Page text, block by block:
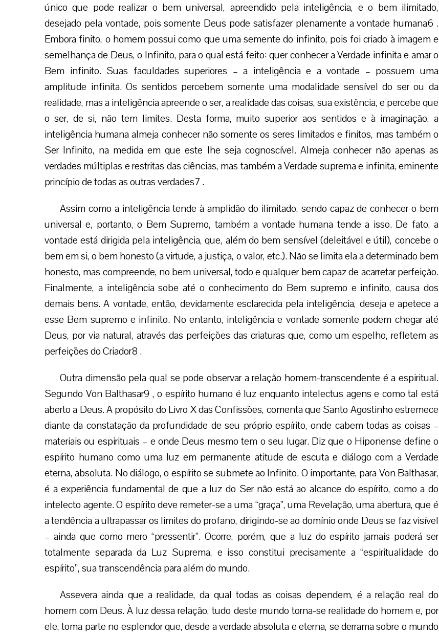
único que pode realizar o bem universal, apreendido pela inteligência, e o bem ilimitado,
desejado pela vontade, pois somente Deus pode satisfazer plenamente a vontade humana6 .
Embora finito, o homem possui como que uma semente do infinito, pois foi criado à imagem e
semelhança de Deus, o Infinito, para o qual está feito: quer conhecer a Verdade infinita e amar o
Bem infinito. Suas faculdades superiores – a inteligência e a vontade – possuem uma
amplitude infinita. Os sentidos percebem somente uma modalidade sensível do ser ou da
realidade, mas a inteligência apreende o ser, a realidade das coisas, sua existência, e percebe que
o ser, de si, não tem limites. Desta forma, muito superior aos sentidos e à imaginação, a
inteligência humana almeja conhecer não somente os seres limitados e finitos, mas também o
Ser Infinito, na medida em que este lhe seja cognoscível. Almeja conhecer não apenas as
verdades múltiplas e restritas das ciências, mas também a Verdade suprema e infinita, eminente
princípio de todas as outras verdades7 .
Assim como a inteligência tende à amplidão do ilimitado, sendo capaz de conhecer o bem
universal e, portanto, o Bem Supremo, também a vontade humana tende a isso. De fato, a
vontade está dirigida pela inteligência, que, além do bem sensível (deleitável e útil), concebe o
bem em si, o bem honesto (a virtude, a justiça, o valor, etc.). Não se limita ela a determinado bem
honesto, mas compreende, no bem universal, todo e qualquer bem capaz de acarretar perfeição.
Finalmente, a inteligência sobe até o conhecimento do Bem supremo e infinito, causa dos
demais bens. A vontade, então, devidamente esclarecida pela inteligência, deseja e apetece a
esse Bem supremo e infinito. No entanto, inteligência e vontade somente podem chegar até
Deus, por via natural, através das perfeições das criaturas que, como um espelho, refletem as
perfeições do Criador8 .
Outra dimensão pela qual se pode observar a relação homem-transcendente é a espiritual.
Segundo Von Balthasar9 , o espírito humano é luz enquanto intelectus agens e como tal está
aberto a Deus. A propósito do Livro X das Confissões, comenta que Santo Agostinho estremece
diante da constatação da profundidade de seu próprio espírito, onde cabem todas as coisas –
materiais ou espirituais – e onde Deus mesmo tem o seu lugar. Diz que o Hiponense define o
espírito humano como uma luz em permanente atitude de escuta e diálogo com a Verdade
eterna, absoluta. No diálogo, o espírito se submete ao Infinito. O importante, para Von Balthasar,
é a experiência fundamental de que a luz do Ser não está ao alcance do espírito, como a do
intelecto agente. O espírito deve remeter-se a uma “graça”, uma Revelação, uma abertura, que é
a tendência a ultrapassar os limites do profano, dirigindo-se ao domínio onde Deus se faz visível
– ainda que como mero “pressentir”. Ocorre, porém, que a luz do espírito jamais poderá ser
totalmente separada da Luz Suprema, e isso constitui precisamente a “espiritualidade do
espírito”, sua transcendência para além do mundo.
Assevera ainda que a realidade, da qual todas as coisas dependem, é a relação real do
homem com Deus. À luz dessa relação, tudo deste mundo torna-se realidade do homem e, por
ele, toma parte no esplendor que, desde a verdade absoluta e eterna, se derrama sobre o mundo